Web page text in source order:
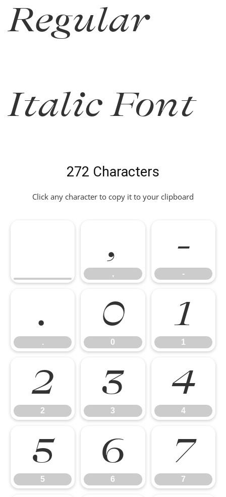
Regular
Italic Font
272 Characters
Click any character to copy it to your clipboard
,
,
-
-
.
.
0
0
1
1
2
2
3
3
4
4
5
5
6
6
7
7